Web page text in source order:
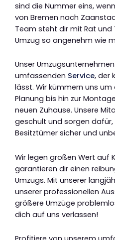
sind die Nummer eins,
von Bremen nach
Team steht dir mit Rat und
Umzug so angenehm wie
Unser
umfassenden Service, der
lässt. Wir kümmern uns
Planung bis hin zur
neuen Zuhause. Unsere
geschult und sorgen
Besitztümer sicher und
Wir legen großen Wert auf
garantieren dir einen
Umzugs. Mit unserer
unserer professionellen
größere Umzüge
dich auf uns verlassen!